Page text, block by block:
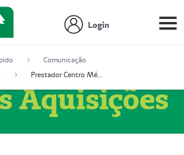
Login
Comunicação
Prestador Centro Médico Vitória Ltda, 51004350-4: Centro Médico Vitória Ltda (Nome Fantasia: Policlínica Master)
Aquisições